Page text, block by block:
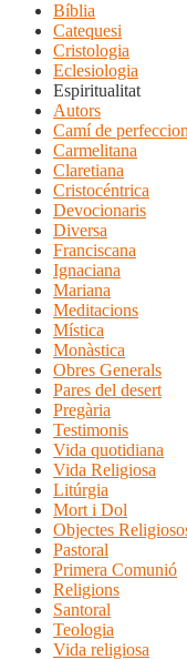
Bíblia
Catequesi
Cristologia
Eclesiologia
Espiritualitat
Autors
Camí de
Carmelitana
Claretiana
Cristocéntrica
Devocionaris
Diversa
Franciscana
Ignaciana
Mariana
Meditacions
Mística
Monàstica
Obres Generals
Pares del desert
Pregària
Testimonis
Vida quotidiana
Vida Religiosa
Litúrgia
Mort i Dol
Objectes
Pastoral
Primera Comunió
Religions
Santoral
Teologia
Vida religiosa